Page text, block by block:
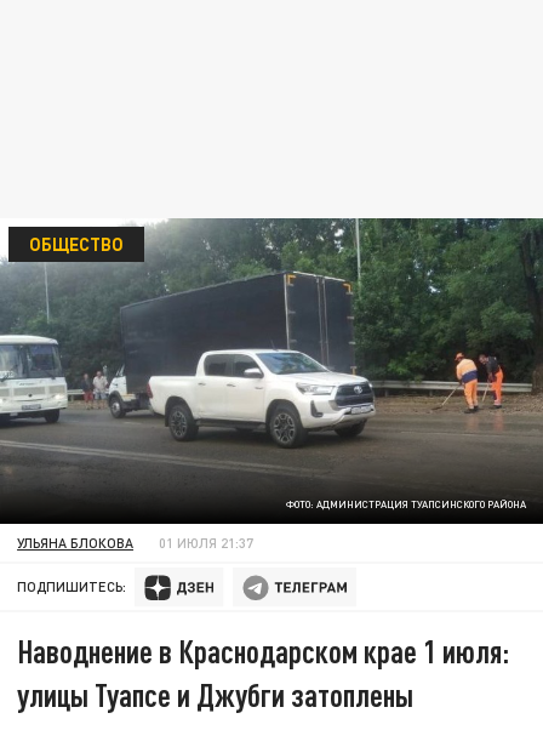
ФОТО: АДМИНИСТРАЦИЯ ТУАПСИНСКОГО РАЙОНА
ОБЩЕСТВО
УЛЬЯНА БЛОКОВА 01 ИЮЛЯ 21:37
ПОДПИШИТЕСЬ:
Наводнение в Краснодарском крае 1 июля:
улицы Туапсе и Джубги затоплены